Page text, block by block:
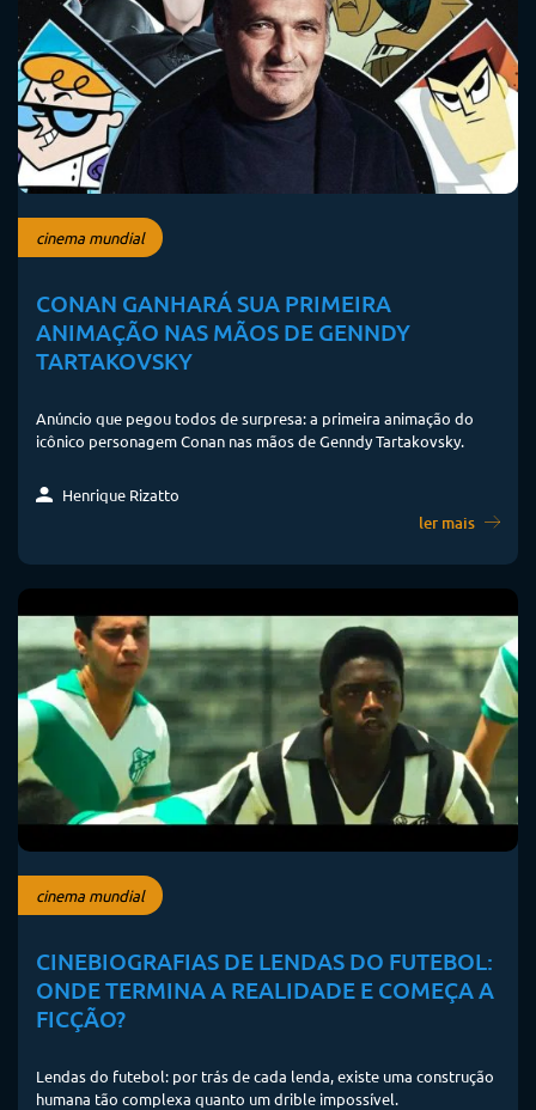
cinema mundial
CONAN GANHARÁ SUA PRIMEIRA
ANIMAÇÃO NAS MÃOS DE GENNDY
TARTAKOVSKY
Anúncio que pegou todos de surpresa: a primeira animação do
icônico personagem Conan nas mãos de Genndy Tartakovsky.
Henrique Rizatto
ler mais
cinema mundial
CINEBIOGRAFIAS DE LENDAS DO FUTEBOL:
ONDE TERMINA A REALIDADE E COMEÇA A
FICÇÃO?
Lendas do futebol: por trás de cada lenda, existe uma construção
humana tão complexa quanto um drible impossível.